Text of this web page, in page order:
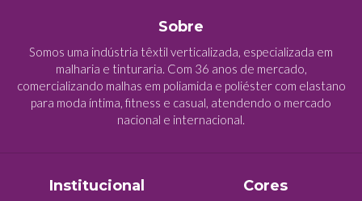
Sobre
Somos uma indústria têxtil verticalizada, especializada em
malharia e tinturaria. Com 36 anos de mercado,
comercializando malhas em poliamida e poliéster com elastano
para moda íntima, fitness e casual, atendendo o mercado
nacional e internacional.
Institucional Cores